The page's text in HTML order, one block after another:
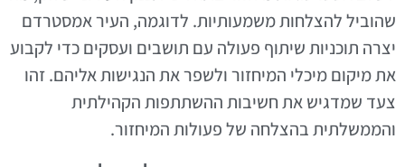
שהוביל להצלחות משמעותיות. לדוגמה, העיר אמסטרדם
יצרה תוכניות שיתוף פעולה עם תושבים ועסקים כדי לקבוע
את מיקום מיכלי המיחזור ולשפר את הנגישות אליהם. זהו
צעד שמדגיש את חשיבות ההשתתפות הקהילתית
והממשלתית בהצלחה של פעולות המיחזור.